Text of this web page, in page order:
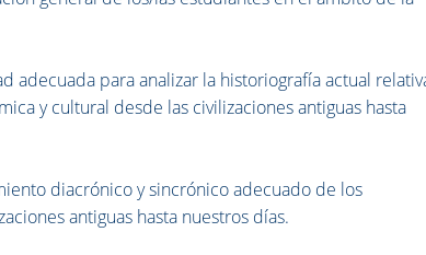
para analizar la historiografía actual
y cultural desde las civilizaciones antiguas hasta
diacrónico y sincrónico adecuado de los
antiguas hasta nuestros días.